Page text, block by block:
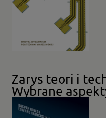
Zarys teori i
Wybrane